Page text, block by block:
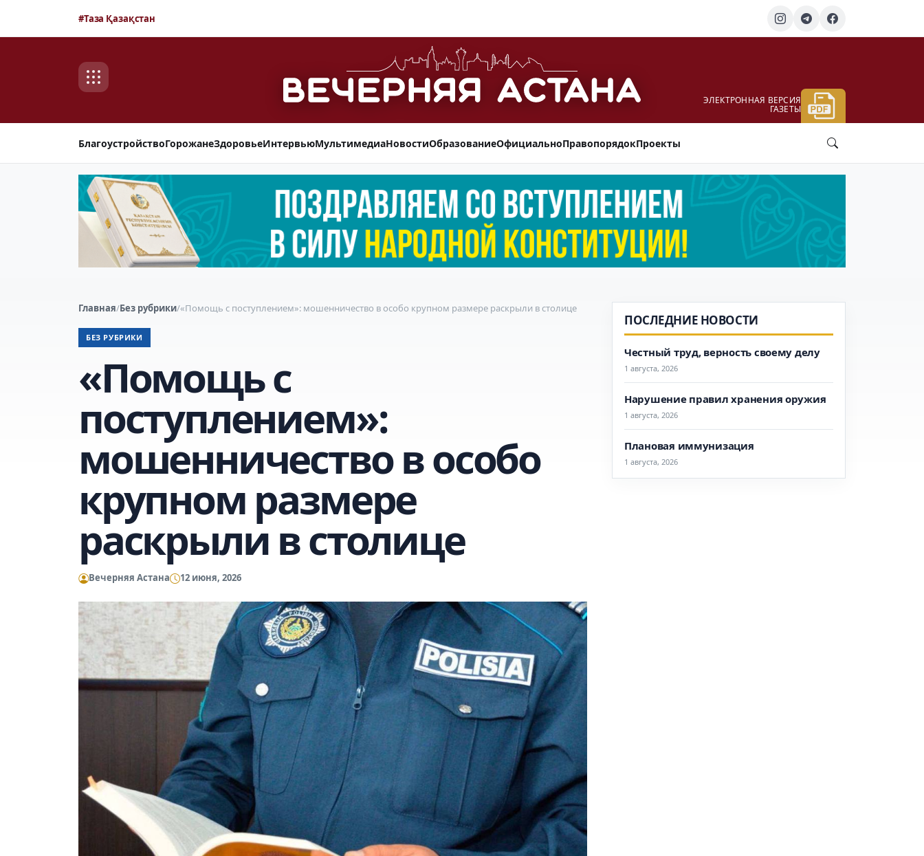
#Таза Қазақстан
ЭЛЕКТРОННАЯ ВЕРСИЯ
ГАЗЕТЫ
БлагоустройствоГорожанеЗдоровьеИнтервьюМультимедиаНовостиОбразованиеОфициальноПравопорядокПроекты
Главная/Без рубрики/«Помощь с поступлением»: мошенничество в особо крупном размере раскрыли в столице
БЕЗ РУБРИКИ
«Помощь с
поступлением»:
мошенничество в особо
крупном размере
раскрыли в столице
Вечерняя Астана 12 июня, 2026
ПОСЛЕДНИЕ НОВОСТИ
Честный труд, верность своему делу
1 августа, 2026
Нарушение правил хранения оружия
1 августа, 2026
Плановая иммунизация
1 августа, 2026